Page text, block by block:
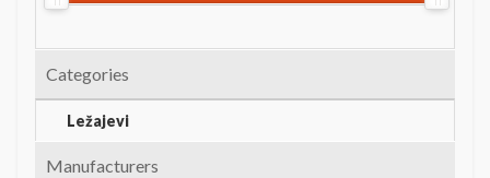
Categories
Ležajevi
Manufacturers